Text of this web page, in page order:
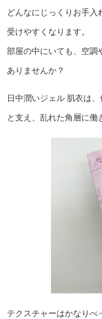
どんなにじっくりお手
受けやすくなります。
部屋の中にいても、空調
ありませんか？
日中潤いジェル 肌衣は
と支え、乱れた角層に働
テクスチャーはかなりべ